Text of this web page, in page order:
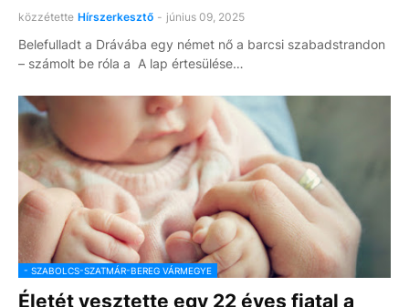
közzétette Hírszerkesztő - június 09, 2025
Belefulladt a Drávába egy német nő a barcsi szabadstrandon
– számolt be róla a A lap értesülése…
- SZABOLCS-SZATMÁR-BEREG VÁRMEGYE
Életét vesztette egy 22 éves fiatal a